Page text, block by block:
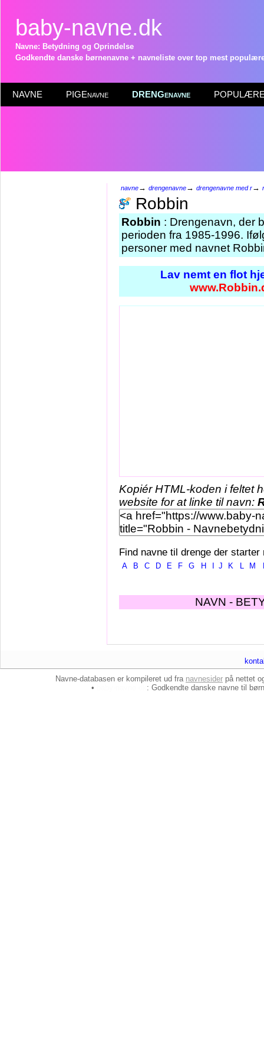
baby-navne.dk
Navne: Betydning og Oprindelse
Godkendte danske børnenavne + navneliste over top mest
NAVNE PIGEnavne DRENGenavne POPULÆRE
navne→ drengenavne→ drengenavne med r→
Robbin
Robbin : Drengenavn, der
perioden fra 1985-1996.
personer med navnet
Lav nemt en flot
Kopiér HTML-koden i feltet
website for at linke til navn:
Find navne til drenge der starter
A B C D E F G H J K L M
NAVN -
Navne-databasen er kompileret ud fra navnesider på nettet
•
: Godkendte danske navne til børn